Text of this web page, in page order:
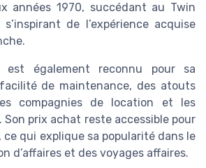
années 1970, succédant au Twin
de l’expérience acquise
est également reconnu pour sa
de maintenance, des atouts
compagnies de location et les
Son prix achat reste accessible pour
ce qui explique sa popularité dans le
d’affaires et des voyages affaires.